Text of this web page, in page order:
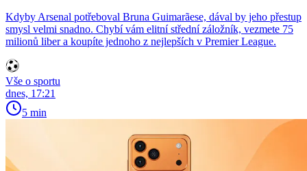
Kdyby Arsenal potřeboval Bruna Guimarãese, dával by jeho přestup
smysl velmi snadno. Chybí vám elitní střední záložník, vezmete 75
milionů liber a koupíte jednoho z nejlepších v Premier League.
Vše o sportu
dnes, 17:21
5 min